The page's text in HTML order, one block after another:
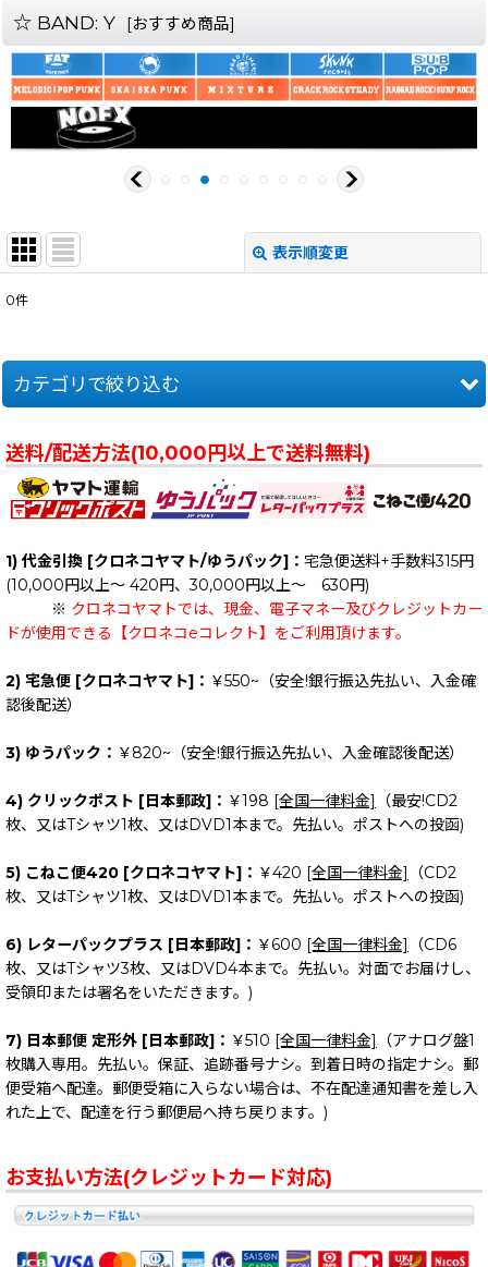
☆ BAND: Y [おすすめ商品]
表示順変更
表示数
並び順
0件
カテゴリで絞り込む
☆ BAND: Y (全商品)
== District: Y ==
送料/配送方法(10,000円以上で送料無料)
1) 代金引換 [クロネコヤマト/ゆうパック]： 宅急便送料+手数料315円
(10,000円以上～ 420円、30,000円以上～ 630円)
※ クロネコヤマトでは、現金、電子マネー及びクレジットカー
ドが使用できる【クロネコeコレクト】をご利用頂けます。
2) 宅急便 [クロネコヤマト]： ￥550~（安全!銀行振込先払い、入金確
認後配送）
3) ゆうパック： ￥820~（安全!銀行振込先払い、入金確認後配送）
4) クリックポスト [日本郵政]： ￥198 [全国一律料金]
（最安!CD2
枚、又はTシャツ1枚、又はDVD1本まで。先払い。ポストへの投函)
5) こねこ便420 [クロネコヤマト]： ￥420 [全国一律料金]
（CD2
枚、又はTシャツ1枚、又はDVD1本まで。先払い。ポストへの投函)
6) レターパックプラス [日本郵政]： ￥600 [全国一律料金]
（CD6
枚、又はTシャツ3枚、又はDVD4本まで。先払い。対面でお届けし、
受領印または署名をいただきます。)
7) 日本郵便 定形外 [日本郵政]： ￥510 [全国一律料金]
（アナログ盤1
枚購入専用。先払い。保証、追跡番号ナシ。到着日時の指定ナシ。郵
便受箱へ配達。郵便受箱に入らない場合は、不在配達通知書を差し入
れた上で、配達を行う郵便局へ持ち戻ります。)
お支払い方法(クレジットカード対応)